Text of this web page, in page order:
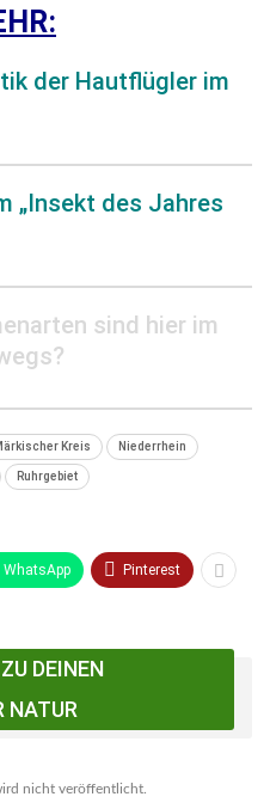
der Hautflügler im
„Insekt des Jahres
sind hier im
Kreis Niederrhein
Ruhrgebiet
WhatsApp Pinterest
DEINEN
NATUR
nicht veröffentlicht.